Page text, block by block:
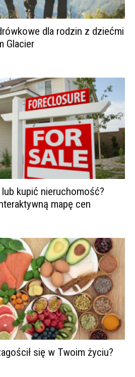
dla rodzin z dziećmi
Glacier
kupić nieruchomość?
mapę cen
się w Twoim życiu?